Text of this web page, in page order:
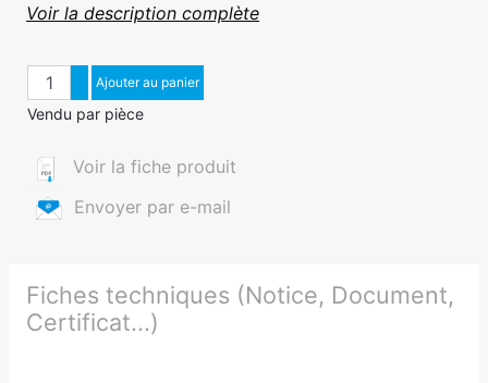
Voir la description complète
QuantitéAugmenter quantité
Diminuer quantité
Ajouter au panier
Vendu par pièce
Voir la fiche produit
Envoyer par e-mail
Fiches techniques (Notice, Document,
Certificat...)